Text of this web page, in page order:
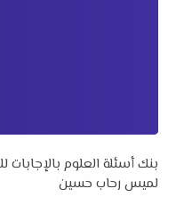
لميس رحاب حسين